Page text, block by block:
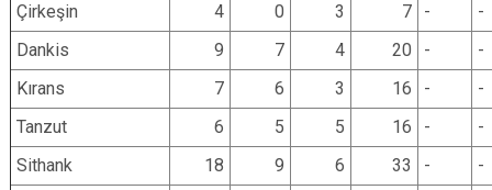
Çirkeşin
4 0 3 7 -
-
Dankis
9 7 4 20 -
-
Kırans
7 6 3 16 -
-
Tanzut
6 5 5 16 -
-
Sithank
18 9 6 33 -
-